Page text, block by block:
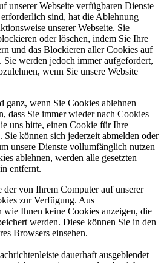
unserer Webseite verfügbaren Dienste
sind, hat die Ablehnung
unserer Webseite. Sie
oder löschen, indem Sie Ihre
und das Blockieren aller Cookies auf
Sie werden jedoch immer aufgefordert,
wenn Sie unsere Website
ganz, wenn Sie Cookies ablehnen
dass Sie immer wieder nach Cookies
uns bitte, einen Cookie für Ihre
Sie können sich jederzeit abmelden oder
unsere Dienste vollumfänglich nutzen
ablehnen, werden alle gesetzten
entfernt.
von Ihrem Computer auf unserer
zur Verfügung. Aus
wie Ihnen keine Cookies anzeigen, die
werden. Diese können Sie in den
Browsers einsehen.
dauerhaft ausgeblendet